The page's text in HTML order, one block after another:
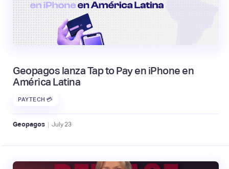
Geopagos lanza Tap to Pay en iPhone en
América Latina
PAYTECH 💳
Geopagos | July 23